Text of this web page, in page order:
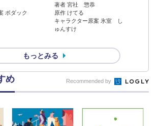
ボダック
著者 宮社 惣恭
原作 けてる
キャラクター原案 氷室 し
ゅんすけ
もっとみる
め Recommended by